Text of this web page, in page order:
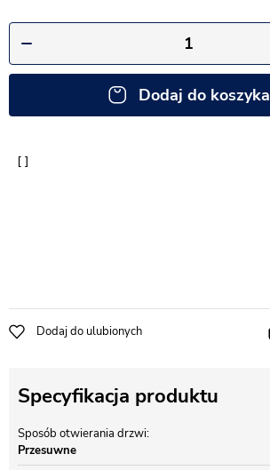
Dodaj do koszyka
Dodaj do ulubionych
Specyfikacja produktu
Sposób otwierania drzwi
Przesuwne